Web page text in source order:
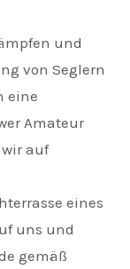
und
von Seglern
eine
Amateur
auf
eines
uns und
gemäß